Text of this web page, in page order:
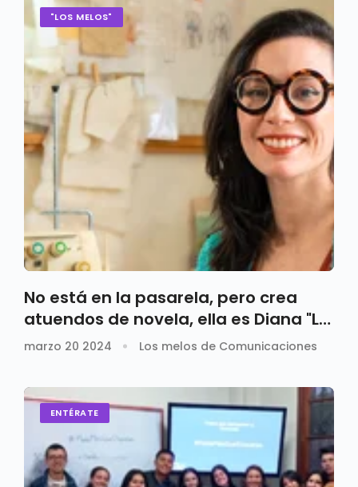
"LOS MELOS"
No está en la pasarela, pero crea
atuendos de novela, ella es Diana "La
Mela" diseñadora
marzo 20 2024 Los melos de Comunicaciones
ENTÉRATE